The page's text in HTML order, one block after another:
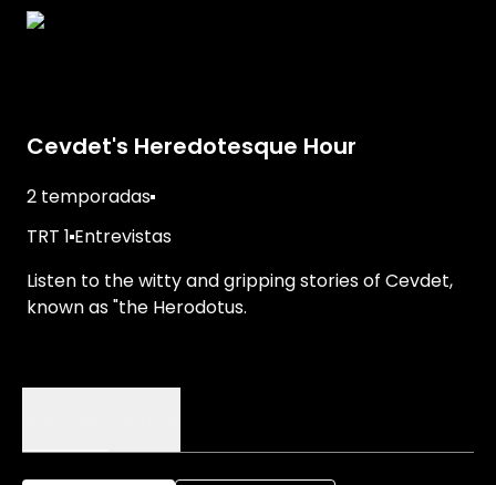
Cevdet's Heredotesque Hour
2 temporadas
TRT 1 Entrevistas
Listen to the witty and gripping stories of Cevdet,
known as "the Herodotus.